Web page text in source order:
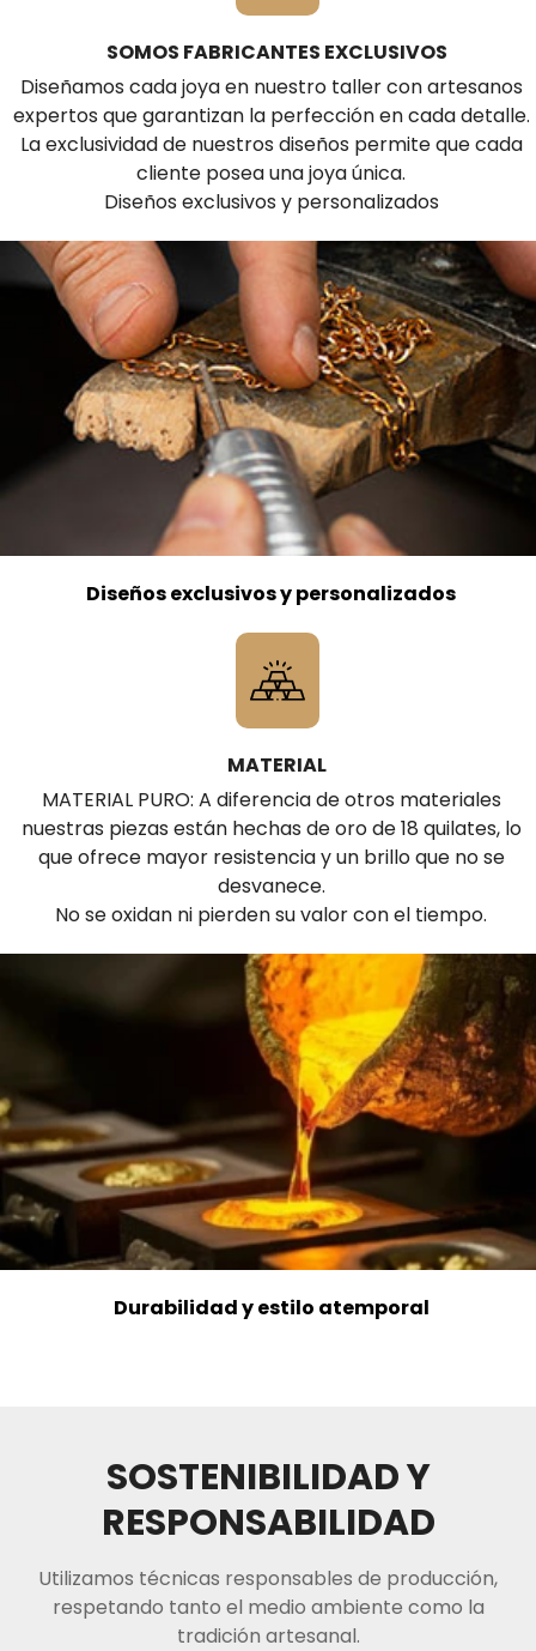
SOMOS FABRICANTES EXCLUSIVOS
Diseñamos cada joya en nuestro taller con artesanos
expertos que garantizan la perfección en cada detalle.
La exclusividad de nuestros diseños permite que cada
cliente posea una joya única.
Diseños exclusivos y personalizados
Diseños exclusivos y personalizados
MATERIAL
MATERIAL PURO: A diferencia de otros materiales
nuestras piezas están hechas de oro de 18 quilates, lo
que ofrece mayor resistencia y un brillo que no se
desvanece.
No se oxidan ni pierden su valor con el tiempo.
Durabilidad y estilo atemporal
SOSTENIBILIDAD Y
RESPONSABILIDAD
Utilizamos técnicas responsables de producción,
respetando tanto el medio ambiente como la
tradición artesanal.